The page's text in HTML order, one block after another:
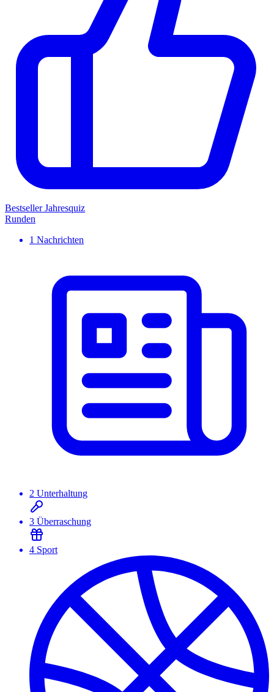
BestsellerJahresquiz
Runden
1 Nachrichten
2 Unterhaltung
3 Überraschung
4 Sport